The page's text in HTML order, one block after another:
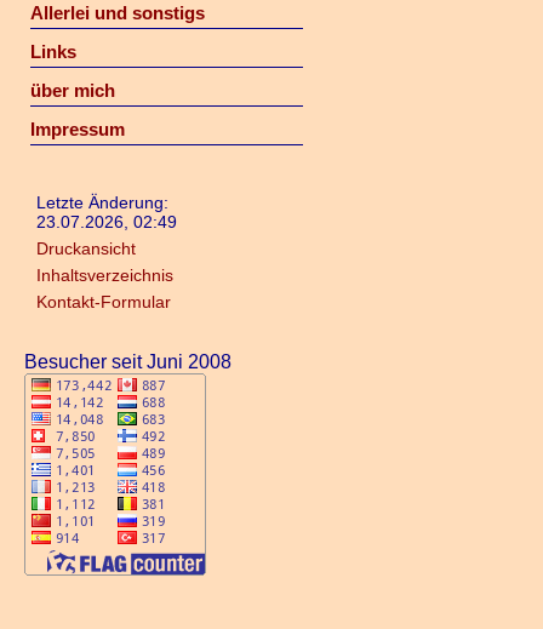
Allerlei und sonstigs
Links
über mich
Impressum
Letzte Änderung:
23.07.2026, 02:49
Druckansicht
Inhaltsverzeichnis
Kontakt-Formular
Besucher seit Juni 2008